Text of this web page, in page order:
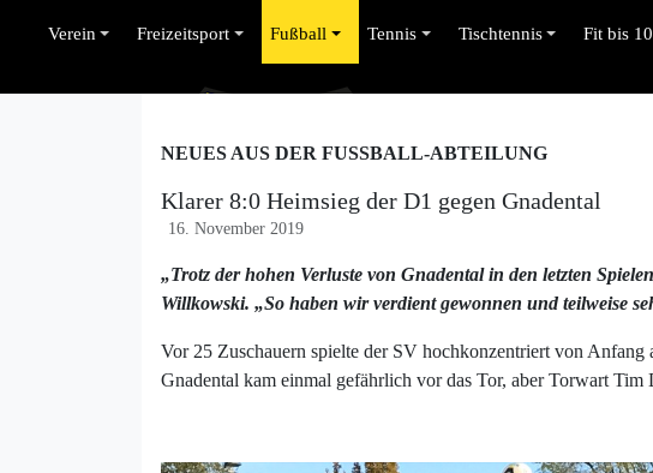
Verein Freizeitsport Fußball Tennis Tischtennis Fit bis
NEUES AUS DER FUSSBALL-ABTEILUNG
Klarer 8:0 Heimsieg der D1 gegen Gnadental
16. November 2019
„Trotz der hohen Verluste von Gnadental in den letzten
Willkowski. „So haben wir verdient gewonnen und teilweise
Vor 25 Zuschauern spielte der SV hochkonzentriert von
Gnadental kam einmal gefährlich vor das Tor, aber Torwart